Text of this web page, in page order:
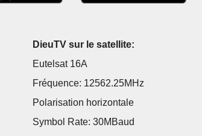
DieuTV sur le satellite:
Eutelsat 16A
Fréquence: 12562.25MHz
Polarisation horizontale
Symbol Rate: 30MBaud